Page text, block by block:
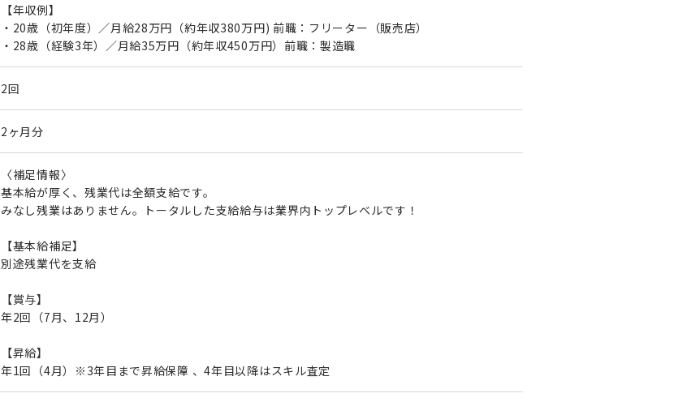
【年収例】
・20歳（初年度）／月給28万円（約年収380万円) 前職：フリーター（販売店）
・28歳（経験3年）／月給35万円（約年収450万円）前職：製造職
2回
2ヶ月分
〈補足情報〉
基本給が厚く、残業代は全額支給です。
みなし残業はありません。トータルした支給給与は業界内トップレベルです！
【基本給補足】
別途残業代を支給
【賞与】
年2回（7月、12月）
【昇給】
年1回（4月）※3年目まで昇給保障 、4年目以降はスキル査定